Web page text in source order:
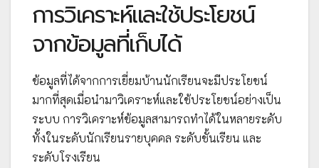
การวิเคราะห์และใช้ประโยชน์
จากข้อมูลที่เก็บได้
ข้อมูลที่ได้จากการเยี่ยมบ้านนักเรียนจะมีประโยชน์
มากที่สุดเมื่อนำมาวิเคราะห์และใช้ประโยชน์อย่างเป็น
ระบบ การวิเคราะห์ข้อมูลสามารถทำได้ในหลายระดับ
ทั้งในระดับนักเรียนรายบุคคล ระดับชั้นเรียน และ
ระดับโรงเรียน